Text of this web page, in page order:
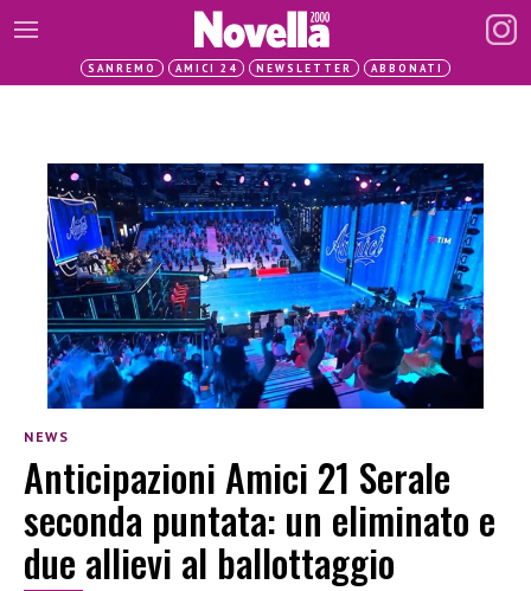
SANREMO AMICI 24 NEWSLETTER ABBONATI
NEWS
Anticipazioni Amici 21 Serale
seconda puntata: un eliminato e
due allievi al ballottaggio